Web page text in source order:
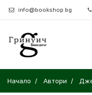
info@bookshop.bg
Начало Автори